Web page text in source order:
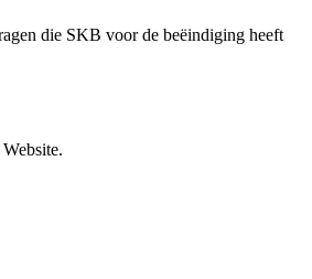
die SKB voor de beëindiging heeft